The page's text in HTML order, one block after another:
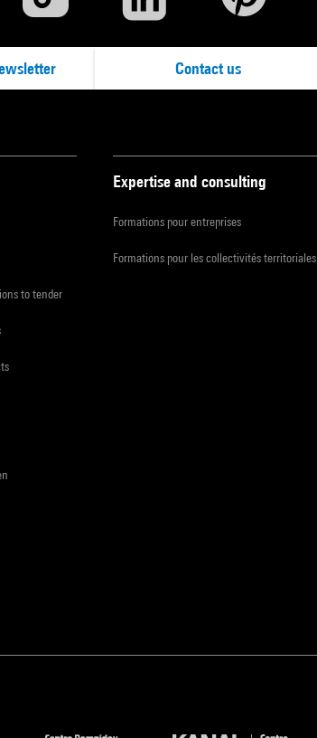
Contact us
to tender
Expertise and consulting
Formations pour entreprises
Formations pour les collectivités territoriales